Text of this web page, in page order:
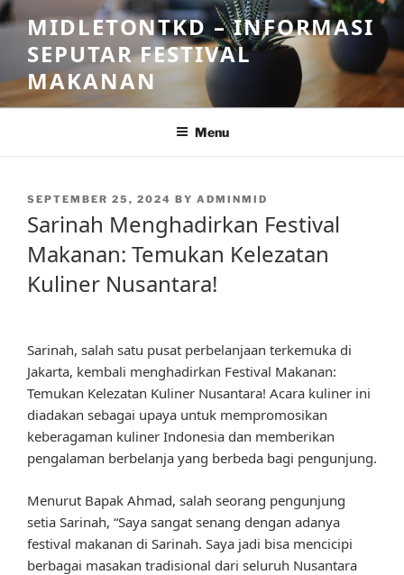
Skip
to
content
MIDLETONTKD – INFORMASI
SEPUTAR FESTIVAL
MAKANAN
Menu
POSTED
SEPTEMBER 25, 2024 BY ADMINMID
Sarinah Menghadirkan Festival
Makanan: Temukan Kelezatan
Kuliner Nusantara!
Sarinah, salah satu pusat perbelanjaan terkemuka di
Jakarta, kembali menghadirkan Festival Makanan:
Temukan Kelezatan Kuliner Nusantara! Acara kuliner ini
diadakan sebagai upaya untuk mempromosikan
keberagaman kuliner Indonesia dan memberikan
pengalaman berbelanja yang berbeda bagi pengunjung.
Menurut Bapak Ahmad, salah seorang pengunjung
setia Sarinah, “Saya sangat senang dengan adanya
festival makanan di Sarinah. Saya jadi bisa mencicipi
berbagai masakan tradisional dari seluruh Nusantara